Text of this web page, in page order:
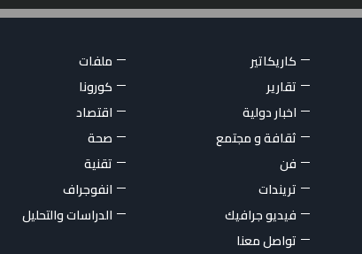
كاريكاتير
ملفات
تقارير
كورونا
اخبار دولية
اقتصاد
ثقافة و مجتمع
صحة
فن
تقنية
تريندات
انفوجراف
فيديو جرافيك
الدراسات والتحليل
تواصل معنا